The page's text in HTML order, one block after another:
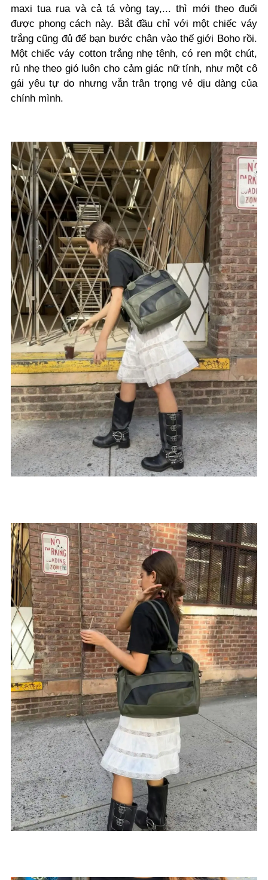
maxi tua rua và cả tá vòng tay,... thì mới theo đuổi
được phong cách này. Bắt đầu chỉ với một chiếc váy
trắng cũng đủ để bạn bước chân vào thế giới Boho rồi.
Một chiếc váy cotton trắng nhẹ tênh, có ren một chút,
rủ nhẹ theo gió luôn cho cảm giác nữ tính, như một cô
gái yêu tự do nhưng vẫn trân trọng vẻ dịu dàng của
chính mình.